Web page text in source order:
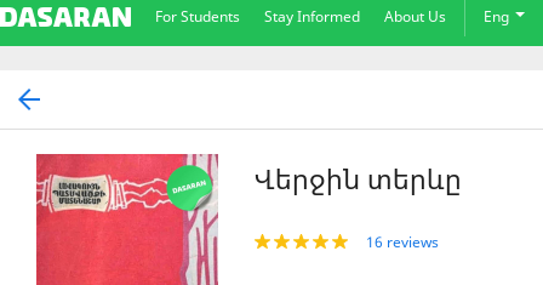
For Students Stay Informed About Us Eng
Վերջին տերևը
16 reviews